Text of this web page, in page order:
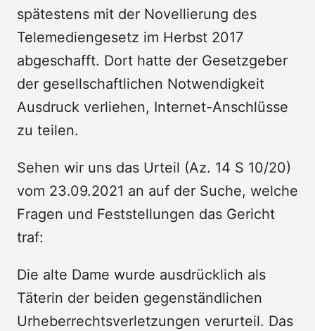
spätestens mit der Novellierung des
Telemediengesetz im Herbst 2017
abgeschafft. Dort hatte der Gesetzgeber
der gesellschaftlichen Notwendigkeit
Ausdruck verliehen, Internet-Anschlüsse
zu teilen.
Sehen wir uns das Urteil (Az. 14 S 10/20)
vom 23.09.2021 an auf der Suche, welche
Fragen und Feststellungen das Gericht
traf:
Die alte Dame wurde ausdrücklich als
Täterin der beiden gegenständlichen
Urheberrechtsverletzungen verurteil. Das